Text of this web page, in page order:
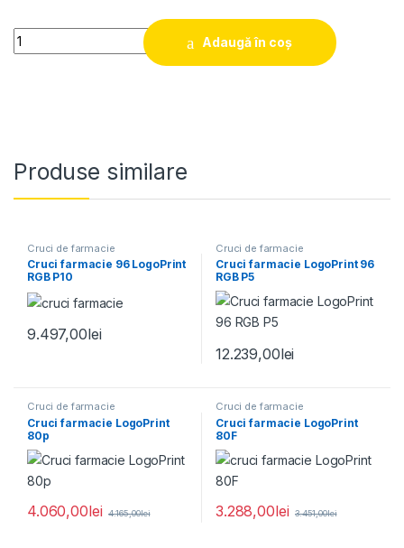
Afisaj led programabil farmacie LogoPrint 1664 quantity
Adaugă în coș
Produse similare
Cruci de farmacie
Cruci farmacie 96 LogoPrint
RGB P10
9.497,00lei
Cruci de farmacie
Cruci farmacie LogoPrint 96
RGB P5
12.239,00lei
Cruci de farmacie
Cruci farmacie LogoPrint
80p
4.060,00lei 4.165,00lei
Cruci de farmacie
Cruci farmacie LogoPrint
80F
3.288,00lei 3.451,00lei